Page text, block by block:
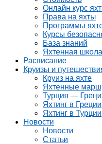
Онлайн курс
Права на яхты
Программы
Курсы
База знаний
Яхтенная
Расписание
Круизы и
Круиз на яхте
Яхтенные
Турция —
Яхтинг в Греции
Яхтинг в Турции
Новости
Новости
Статьи